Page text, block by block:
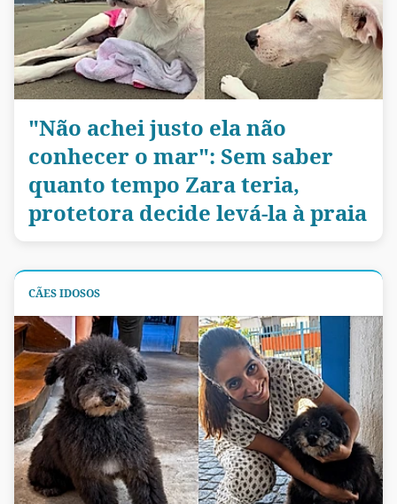
"Não achei justo ela não
conhecer o mar": Sem saber
quanto tempo Zara teria,
protetora decide levá-la à praia
CÃES IDOSOS